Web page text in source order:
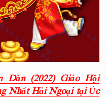
Dần (2022) Giáo Hội
Nhất Hải Ngoại tại Úc